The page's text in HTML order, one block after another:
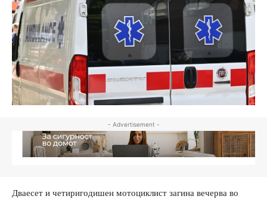
- Advertisement -
Дваесет и четиригодишен мотоциклист загина вечерва во